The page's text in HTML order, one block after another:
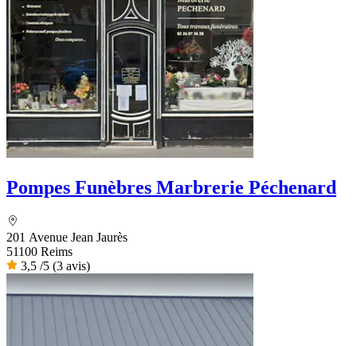
Pompes Funèbres Marbrerie Péchenard
201 Avenue Jean Jaurès
51100 Reims
3,5 /5 (3 avis)